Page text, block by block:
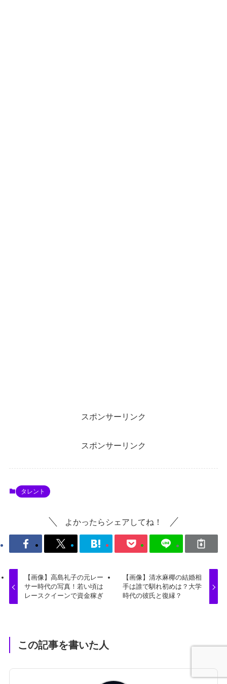
スポンサーリンク
スポンサーリンク
タレント
よかったらシェアしてね！
【画像】高島礼子の元レー
サー時代の写真！若い頃は
レースクイーンで資金稼ぎ
【画像】清水麻椰の結婚相
手は誰で馴れ初めは？大学
時代の彼氏と復縁？
この記事を書いた人